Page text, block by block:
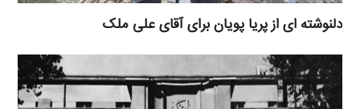
دلنوشته ای از پریا پویان برای آقای علی ملک